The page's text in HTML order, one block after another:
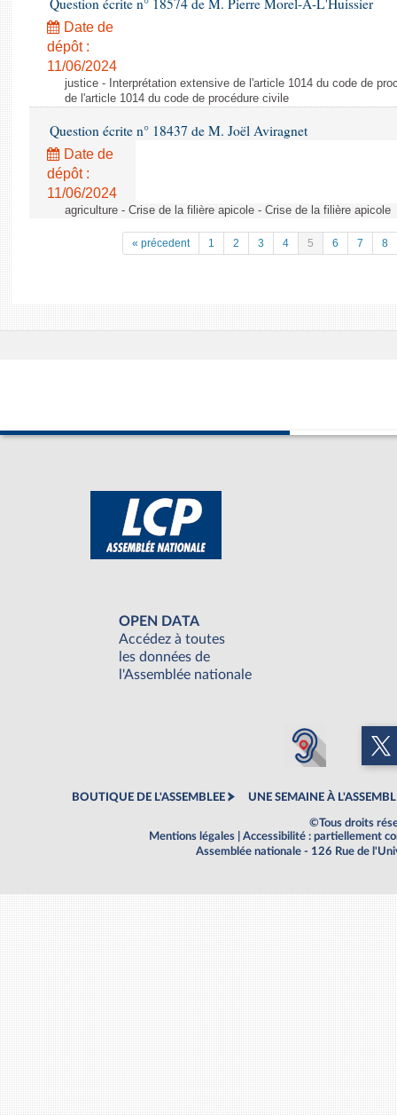
Question écrite n° 18574 de M. Pierre Morel-À-L'Huissier
Date de
dépôt :
11/06/2024
justice - Interprétation extensive de l'article 1014 du code de
de l'article 1014 du code de procédure civile
Question écrite n° 18437 de M. Joël Aviragnet
Date de
dépôt :
11/06/2024
agriculture - Crise de la filière apicole - Crise de la filière apicole
« précedent 1 2 3 4 5 6 7 8
OPEN DATA
Accédez à toutes
les données de
l'Assemblée nationale
BOUTIQUE DE L'ASSEMBLEE UNE SEMAINE À
©Tous droits
Mentions légales
Accessibilité : partiellement
Assemblée nationale - 126 Rue de